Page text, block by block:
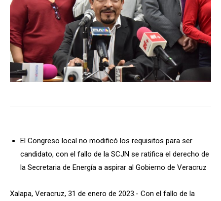
El Congreso local no modificó los requisitos para ser
candidato, con el fallo de la SCJN se ratifica el derecho de
la Secretaria de Energía a aspirar al Gobierno de Veracruz
Xalapa, Veracruz, 31 de enero de 2023.- Con el fallo de la